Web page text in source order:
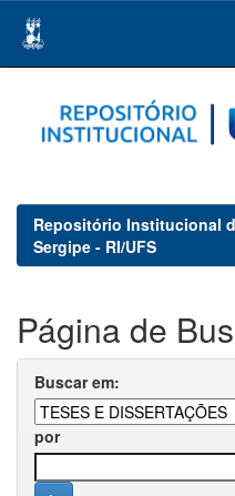
navigation
Repositório Institucional
Sergipe - RI/UFS
Página de
Buscar em:
por